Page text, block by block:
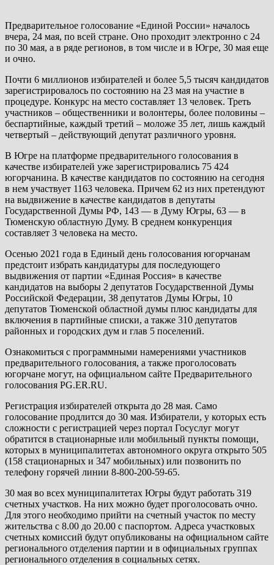
Предварительное голосование «Единой России» началось
вчера, 24 мая, по всей стране. Оно проходит электронно с 24
по 30 мая, а в ряде регионов, в том числе и в Югре, 30 мая еще
и очно.
Почти 6 миллионов избирателей и более 5,5 тысяч кандидатов
зарегистрировалось по состоянию на 23 мая на участие в
процедуре. Конкурс на место составляет 13 человек. Треть
участников – общественники и волонтеры, более половины –
беспартийные, каждый третий – моложе 35 лет, лишь каждый
четвертый – действующий депутат различного уровня.
В Югре на платформе предварительного голосования в
качестве избирателей уже зарегистрировались 75 424
югорчанина. В качестве кандидатов по состоянию на сегодня
в нем участвует 1163 человека. Причем 62 из них претендуют
на выдвижение в качестве кандидатов в депутаты
Государственной Думы РФ, 143 — в Думу Югры, 63 — в
Тюменскую областную Думу. В среднем конкуренция
составляет 3 человека на место.
Осенью 2021 года в Единый день голосования югорчанам
предстоит избрать кандидатуры для последующего
выдвижения от партии «Единая Россия» в качестве
кандидатов на выборы 2 депутатов Государственной Думы
Российской Федерации, 38 депутатов Думы Югры, 10
депутатов Тюменской областной думы плюс кандидаты для
включения в партийные списки, а также 310 депутатов
районных и городских дум и глав 5 поселений.
Ознакомиться с программными намерениями участников
предварительного голосования, а также проголосовать
югорчане могут, на официальном сайте Предварительного
голосования PG.ER.RU.
Регистрация избирателей открыта до 28 мая. Само
голосование продлится до 30 мая. Избиратели, у которых есть
сложности с регистрацией через портал Госуслуг могут
обратится в стационарные или мобильный пункты помощи,
которых в муниципалитетах автономного округа открыто 505
(158 стационарных и 347 мобильных) или позвонить по
телефону горячей линии 8-800-200-59-65.
30 мая во всех муниципалитетах Югры будут работать 319
счетных участков. На них можно будет проголосовать очно.
Для этого необходимо прийти на счетный участок по месту
жительства с 8.00 до 20.00 с паспортом. Адреса участковых
счетных комиссий будут опубликованы на официальном сайте
регионального отделения партии и в официальных группах
регионального отделения в социальных сетях.